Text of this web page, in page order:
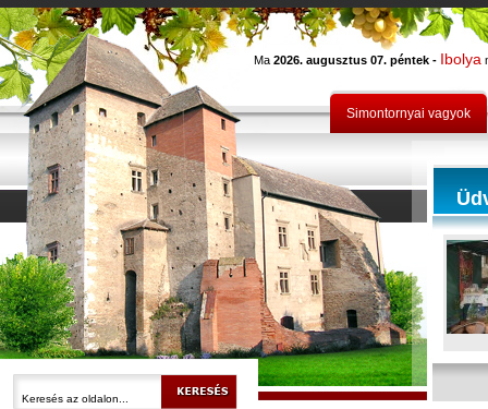
Ma 2026. augusztus 07. péntek - Ibolya
Simontornyai vagyok